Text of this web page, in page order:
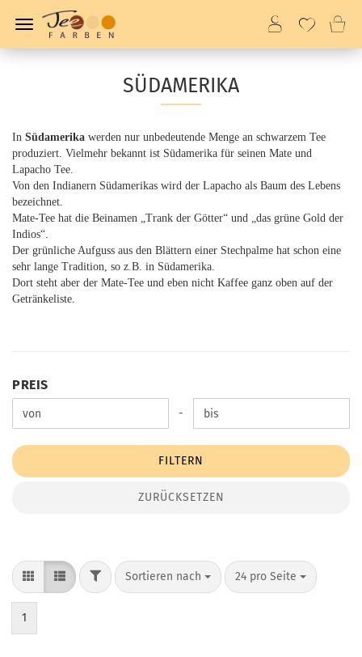
SÜDAMERIKA
In Südamerika werden nur unbedeutende Menge an schwarzem Tee
produziert. Vielmehr bekannt ist Südamerika für seinen Mate und
Lapacho Tee.
Von den Indianern Südamerikas wird der Lapacho als Baum des Lebens
bezeichnet.
Mate-Tee hat die Beinamen „Trank der Götter“ und „das grüne Gold der
Indios“.
Der grünliche Aufguss aus den Blättern einer Stechpalme hat schon eine
sehr lange Tradition, so z.B. in Südamerika.
Dort steht aber der Mate-Tee und eben nicht Kaffee ganz oben auf der
Getränkeliste.
PREIS
PREIS
Preis bis -
FILTERN
ZURÜCKSETZEN
FILTERSortieren nach
Sortieren nach 24 pro Seite
pro Seite
1